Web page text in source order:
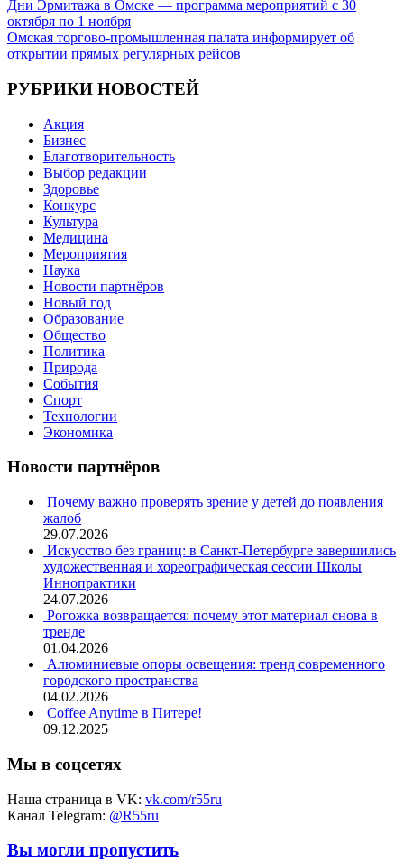
Навигация
по
записям
Дни Эрмитажа в Омске — программа мероприятий с 30
октября по 1 ноября
Омская торгово-промышленная палата информирует об
открытии прямых регулярных рейсов
РУБРИКИ НОВОСТЕЙ
Акция
Бизнес
Благотворительность
Выбор редакции
Здоровье
Конкурс
Культура
Медицина
Мероприятия
Наука
Новости партнёров
Новый год
Образование
Общество
Политика
Природа
События
Спорт
Технологии
Экономика
Новости партнёров
Почему важно проверять зрение у детей до появления
жалоб
29.07.2026
Искусство без границ: в Санкт-Петербурге завершились
художественная и хореографическая сессии Школы
Иннопрактики
24.07.2026
Рогожка возвращается: почему этот материал снова в
тренде
01.04.2026
Алюминиевые опоры освещения: тренд современного
городского пространства
04.02.2026
Coffee Anytime в Питере!
09.12.2025
Мы в соцсетях
Наша страница в VK: vk.com/r55ru
Канал Telegram: @R55ru
Вы могли пропустить